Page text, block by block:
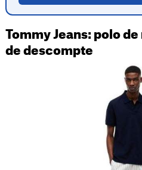
Tommy Jeans: polo
de descompte